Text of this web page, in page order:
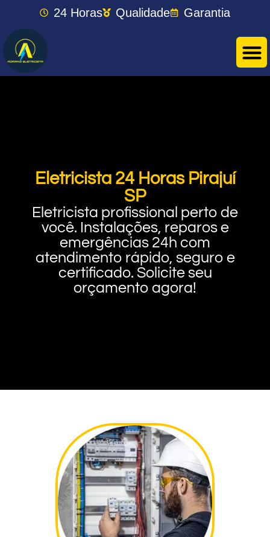
24 Horas Qualidade Garantia
Eletricista 24 Horas Pirajuí
SP
Eletricista profissional perto de
você. Instalações, reparos e
emergências 24h com
atendimento rápido, seguro e
certificado. Solicite seu
orçamento agora!